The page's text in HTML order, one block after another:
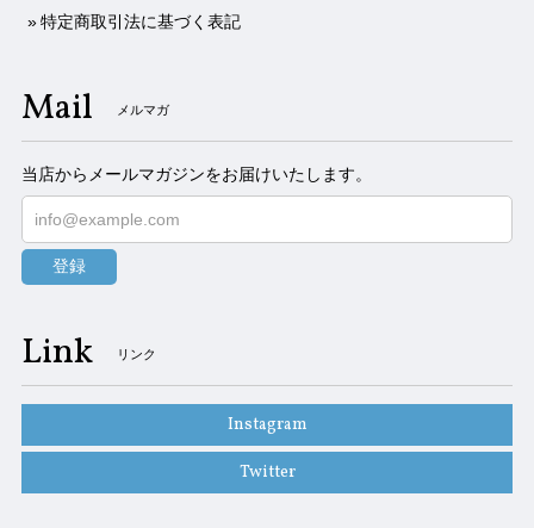
特定商取引法に基づく表記
Mail メルマガ
当店からメールマガジンをお届けいたします。
登録
Link リンク
Instagram
Twitter